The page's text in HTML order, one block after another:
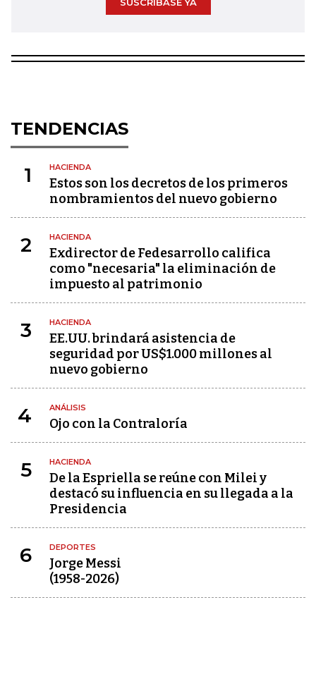
TENDENCIAS
1 HACIENDA
Estos son los decretos de los primeros
nombramientos del nuevo gobierno
2 HACIENDA
Exdirector de Fedesarrollo califica
como "necesaria" la eliminación de
impuesto al patrimonio
3 HACIENDA
EE.UU. brindará asistencia de
seguridad por US$1.000 millones al
nuevo gobierno
4 ANÁLISIS
Ojo con la Contraloría
5 HACIENDA
De la Espriella se reúne con Milei y
destacó su influencia en su llegada a la
Presidencia
6 DEPORTES
Jorge Messi
(1958-2026)